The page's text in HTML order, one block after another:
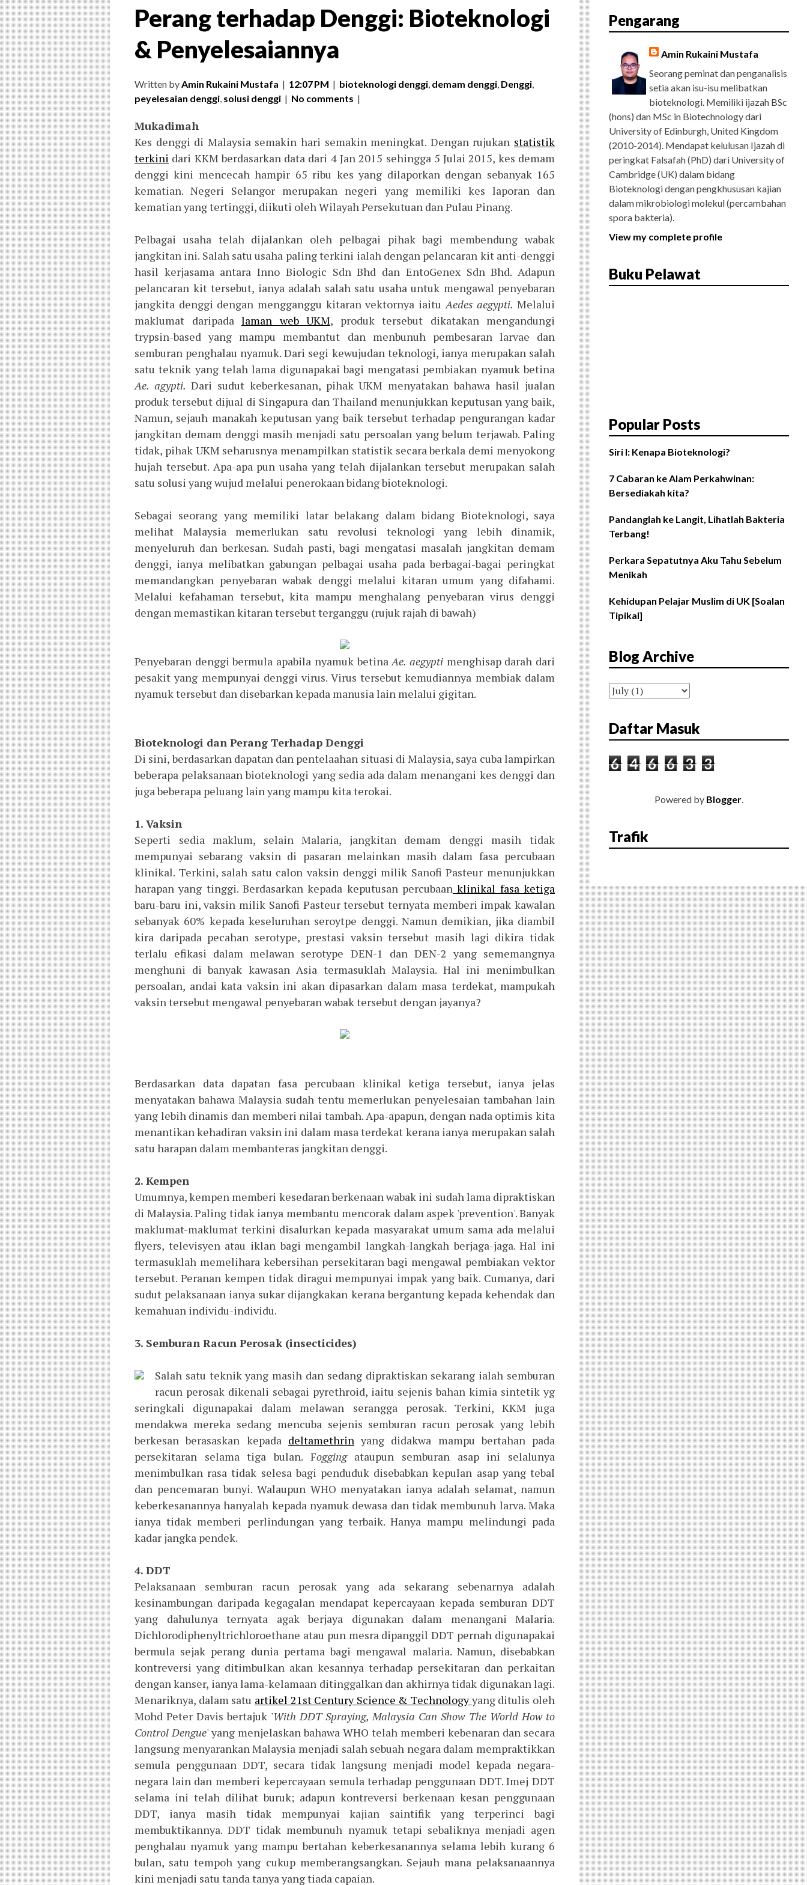
T
T
E
R
L
E
L
U
S
A
G
A
B
R
S
Perang terhadap Denggi: Bioteknologi
& Penyelesaiannya
Written byAmin Rukaini Mustafa | 12:07 PM | bioteknologi denggi, demam denggi, Denggi,
peyelesaian denggi, solusi denggi | No comments |
Mukadimah
Kes denggi di Malaysia semakin hari semakin meningkat. Dengan rujukan statistik
terkini dari KKM berdasarkan data dari 4 Jan 2015 sehingga 5 Julai 2015, kes demam
denggi kini mencecah hampir 65 ribu kes yang dilaporkan dengan sebanyak 165
kematian. Negeri Selangor merupakan negeri yang memiliki kes laporan dan
kematian yang tertinggi, diikuti oleh Wilayah Persekutuan dan Pulau Pinang.
Pelbagai usaha telah dijalankan oleh pelbagai pihak bagi membendung wabak
jangkitan ini. Salah satu usaha paling terkini ialah dengan pelancaran kit anti-denggi
hasil kerjasama antara Inno Biologic Sdn Bhd dan EntoGenex Sdn Bhd. Adapun
pelancaran kit tersebut, ianya adalah salah satu usaha untuk mengawal penyebaran
jangkita denggi dengan mengganggu kitaran vektornya iaituAedes aegypti.Melalui
maklumat daripada laman web UKM, produk tersebut dikatakan mengandungi
trypsin-based yang mampu membantut dan menbunuh pembesaran larvae dan
semburan penghalau nyamuk. Dari segi kewujudan teknologi, ianya merupakan salah
satu teknik yang telah lama digunapakai bagi mengatasi pembiakan nyamuk betina
Ae. agypti. Dari sudut keberkesanan, pihak UKM menyatakan bahawa hasil jualan
produk tersebut dijual di Singapura dan Thailand menunjukkan keputusan yang baik,
Namun, sejauh manakah keputusan yang baik tersebut terhadap pengurangan kadar
jangkitan demam denggi masih menjadi satu persoalan yang belum terjawab. Paling
tidak, pihak UKM seharusnya menampilkan statistik secara berkala demi menyokong
hujah tersebut. Apa-apa pun usaha yang telah dijalankan tersebut merupakan salah
satu solusi yang wujud melalui penerokaan bidang bioteknologi.
Sebagai seorang yang memiliki latar belakang dalam bidang Bioteknologi, saya
melihat Malaysia memerlukan satu revolusi teknologi yang lebih dinamik,
menyeluruh dan berkesan. Sudah pasti, bagi mengatasi masalah jangkitan demam
denggi, ianya melibatkan gabungan pelbagai usaha pada berbagai-bagai peringkat
memandangkan penyebaran wabak denggi melalui kitaran umum yang difahami.
Melalui kefahaman tersebut, kita mampu menghalang penyebaran virus denggi
dengan memastikan kitaran tersebut terganggu (rujuk rajah di bawah)
Penyebaran denggi bermula apabila nyamuk betinaAe. aegypti menghisap darah dari
pesakit yang mempunyai denggi virus. Virus tersebut kemudiannya membiak dalam
nyamuk tersebut dan disebarkan kepada manusia lain melalui gigitan.
Bioteknologi dan Perang Terhadap Denggi
Di sini, berdasarkan dapatan dan pentelaahan situasi di Malaysia, saya cuba lampirkan
beberapa pelaksanaan bioteknologi yang sedia ada dalam menangani kes denggi dan
juga beberapa peluang lain yang mampu kita terokai.
1. Vaksin
Seperti sedia maklum, selain Malaria, jangkitan demam denggi masih tidak
mempunyai sebarang vaksin di pasaran melainkan masih dalam fasa percubaan
klinikal. Terkini, salah satu calon vaksin denggi milik Sanofi Pasteur menunjukkan
harapan yang tinggi. Berdasarkan kepada keputusan percubaan klinikal fasa ketiga
baru-baru ini, vaksin milik Sanofi Pasteur tersebut ternyata memberi impak kawalan
sebanyak 60% kepada keseluruhan seroytpe denggi. Namun demikian, jika diambil
kira daripada pecahan serotype, prestasi vaksin tersebut masih lagi dikira tidak
terlalu efikasi dalam melawan serotype DEN-1 dan DEN-2 yang sememangnya
menghuni di banyak kawasan Asia termasuklah Malaysia. Hal ini menimbulkan
persoalan, andai kata vaksin ini akan dipasarkan dalam masa terdekat, mampukah
vaksin tersebut mengawal penyebaran wabak tersebut dengan jayanya?
Berdasarkan data dapatan fasa percubaan klinikal ketiga tersebut, ianya jelas
menyatakan bahawa Malaysia sudah tentu memerlukan penyelesaian tambahan lain
yang lebih dinamis dan memberi nilai tambah. Apa-apapun, dengan nada optimis kita
menantikan kehadiran vaksin ini dalam masa terdekat kerana ianya merupakan salah
satu harapan dalam membanteras jangkitan denggi.
2. Kempen
Umumnya, kempen memberi kesedaran berkenaan wabak ini sudah lama dipraktiskan
di Malaysia. Paling tidak ianya membantu mencorak dalam aspek 'prevention'. Banyak
maklumat-maklumat terkini disalurkan kepada masyarakat umum sama ada melalui
flyers, televisyen atau iklan bagi mengambil langkah-langkah berjaga-jaga. Hal ini
termasuklah memelihara kebersihan persekitaran bagi mengawal pembiakan vektor
tersebut. Peranan kempen tidak diragui mempunyai impak yang baik. Cumanya, dari
sudut pelaksanaan ianya sukar dijangkakan kerana bergantung kepada kehendak dan
kemahuan individu-individu.
3. Semburan Racun Perosak (insecticides)
Salah satu teknik yang masih dan sedang dipraktiskan sekarang ialah semburan
racun perosak dikenali sebagai pyrethroid, iaitu sejenis bahan kimia sintetik yg
seringkali digunapakai dalam melawan serangga perosak. Terkini, KKM juga
mendakwa mereka sedang mencuba sejenis semburan racun perosak yang lebih
berkesan berasaskan kepada deltamethrinyang didakwa mampu bertahan pada
persekitaran selama tiga bulan. Fogging ataupun semburan asap ini
selalunya
menimbulkan rasa tidak selesa bagi penduduk disebabkan kepulan asap yang tebal
dan pencemaran bunyi. Walaupun WHO menyatakan ianya adalah selamat, namun
keberkesanannya hanyalah kepada nyamuk dewasa dan tidak membunuh larva. Maka
ianya tidak memberi perlindungan yang terbaik. Hanya mampu melindungi pada
kadar jangka pendek.
4. DDT
Pelaksanaan semburan racun perosak yang ada sekarang sebenarnya adalah
kesinambungan daripada kegagalan mendapat kepercayaan kepada semburan DDT
yang dahulunya ternyata agak berjaya digunakan dalam menangani Malaria.
Dichlorodiphenyltrichloroethane atau pun mesra dipanggil DDT pernah digunapakai
bermula sejak perang dunia pertama bagi mengawal malaria. Namun, disebabkan
kontreversi yang ditimbulkan akan kesannya terhadap persekitaran dan perkaitan
dengan kanser, ianya lama-kelamaan ditinggalkan dan akhirnya tidak digunakan lagi.
Menariknya, dalam satu artikel 21st Century Science & Technologyyang ditulis oleh
Mohd Peter Davis bertajuk 'With DDT Spraying, Malaysia Can Show The World How to
Control Dengue' yang menjelaskan bahawa WHO telah memberi kebenaran dan secara
langsung menyarankan Malaysia menjadi salah sebuah negara dalam mempraktikkan
semula penggunaan DDT, secara tidak langsung menjadi model kepada negara-
negara lain dan memberi kepercayaan semula terhadap penggunaan DDT. Imej DDT
selama ini telah dilihat buruk; adapun kontreversi berkenaan kesan penggunaan
DDT, ianya masih tidak mempunyai kajian saintifik yang terperinci bagi
membuktikannya. DDT tidak membunuh nyamuk tetapi sebaliknya menjadi agen
penghalau nyamuk yang mampu bertahan keberkesanannya selama lebih kurang 6
bulan, satu tempoh yang cukup memberangsangkan. Sejauh mana pelaksanaannya
kini menjadi satu tanda tanya yang tiada capaian.
Pengarang
Amin Rukaini Mustafa
Seorang peminat dan penganalisis
setia akan isu-isu melibatkan
bioteknologi. Memiliki ijazah BSc
(hons) dan MSc in Biotechnology dari
University of Edinburgh, United Kingdom
(2010-2014). Mendapat kelulusan Ijazah di
peringkat Falsafah (PhD) dari University of
Cambridge (UK) dalam bidang
Bioteknologi dengan pengkhususan kajian
dalam mikrobiologi molekul (percambahan
spora bakteria).
View my complete profile
Buku Pelawat
Popular Posts
Siri I: Kenapa Bioteknologi?
7 Cabaran ke Alam Perkahwinan:
Bersediakah kita?
Pandanglah ke Langit, Lihatlah Bakteria
Terbang!
Perkara Sepatutnya Aku Tahu Sebelum
Menikah
Kehidupan Pelajar Muslim di UK [Soalan
Tipikal]
Blog Archive
Daftar Masuk
6 4 6 6 3 3
Powered by Blogger.
Trafik